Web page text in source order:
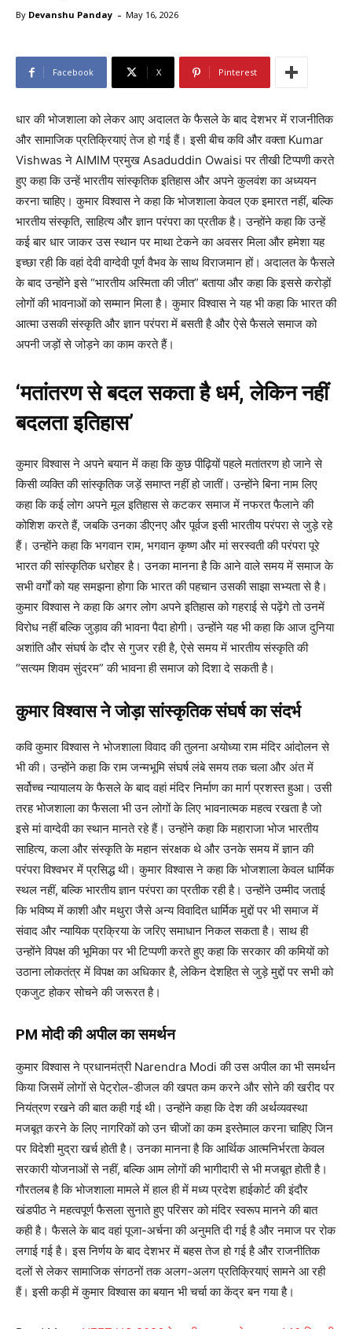
By Devanshu Panday - May 16, 2026
Facebook X Pinterest
धार की भोजशाला को लेकर आए अदालत के फैसले के बाद देशभर में राजनीतिक
और सामाजिक प्रतिक्रियाएं तेज हो गई हैं। इसी बीच कवि और वक्ता Kumar
Vishwas ने AIMIM प्रमुख Asaduddin Owaisi पर तीखी टिप्पणी करते
हुए कहा कि उन्हें भारतीय सांस्कृतिक इतिहास और अपने कुलवंश का अध्ययन
करना चाहिए। कुमार विश्वास ने कहा कि भोजशाला केवल एक इमारत नहीं, बल्कि
भारतीय संस्कृति, साहित्य और ज्ञान परंपरा का प्रतीक है। उन्होंने कहा कि उन्हें
कई बार धार जाकर उस स्थान पर माथा टेकने का अवसर मिला और हमेशा यह
इच्छा रही कि वहां देवी वाग्देवी पूर्ण वैभव के साथ विराजमान हों। अदालत के फैसले
के बाद उन्होंने इसे “भारतीय अस्मिता की जीत” बताया और कहा कि इससे करोड़ों
लोगों की भावनाओं को सम्मान मिला है। कुमार विश्वास ने यह भी कहा कि भारत की
आत्मा उसकी संस्कृति और ज्ञान परंपरा में बसती है और ऐसे फैसले समाज को
अपनी जड़ों से जोड़ने का काम करते हैं।
‘मतांतरण से बदल सकता है धर्म, लेकिन नहीं
बदलता इतिहास’
कुमार विश्वास ने अपने बयान में कहा कि कुछ पीढ़ियों पहले मतांतरण हो जाने से
किसी व्यक्ति की सांस्कृतिक जड़ें समाप्त नहीं हो जातीं। उन्होंने बिना नाम लिए
कहा कि कई लोग अपने मूल इतिहास से कटकर समाज में नफरत फैलाने की
कोशिश करते हैं, जबकि उनका डीएनए और पूर्वज इसी भारतीय परंपरा से जुड़े रहे
हैं। उन्होंने कहा कि भगवान राम, भगवान कृष्ण और मां सरस्वती की परंपरा पूरे
भारत की सांस्कृतिक धरोहर है। उनका मानना है कि आने वाले समय में समाज के
सभी वर्गों को यह समझना होगा कि भारत की पहचान उसकी साझा सभ्यता से है।
कुमार विश्वास ने कहा कि अगर लोग अपने इतिहास को गहराई से पढ़ेंगे तो उनमें
विरोध नहीं बल्कि जुड़ाव की भावना पैदा होगी। उन्होंने यह भी कहा कि आज दुनिया
अशांति और संघर्ष के दौर से गुजर रही है, ऐसे समय में भारतीय संस्कृति की
“सत्यम शिवम सुंदरम” की भावना ही समाज को दिशा दे सकती है।
कुमार विश्वास ने जोड़ा सांस्कृतिक संघर्ष का संदर्भ
कवि कुमार विश्वास ने भोजशाला विवाद की तुलना अयोध्या राम मंदिर आंदोलन से
भी की। उन्होंने कहा कि राम जन्मभूमि संघर्ष लंबे समय तक चला और अंत में
सर्वोच्च न्यायालय के फैसले के बाद वहां मंदिर निर्माण का मार्ग प्रशस्त हुआ। उसी
तरह भोजशाला का फैसला भी उन लोगों के लिए भावनात्मक महत्व रखता है जो
इसे मां वाग्देवी का स्थान मानते रहे हैं। उन्होंने कहा कि महाराजा भोज भारतीय
साहित्य, कला और संस्कृति के महान संरक्षक थे और उनके समय में ज्ञान की
परंपरा विश्वभर में प्रसिद्ध थी। कुमार विश्वास ने कहा कि भोजशाला केवल धार्मिक
स्थल नहीं, बल्कि भारतीय ज्ञान परंपरा का प्रतीक रही है। उन्होंने उम्मीद जताई
कि भविष्य में काशी और मथुरा जैसे अन्य विवादित धार्मिक मुद्दों पर भी समाज में
संवाद और न्यायिक प्रक्रिया के जरिए समाधान निकल सकता है। साथ ही
उन्होंने विपक्ष की भूमिका पर भी टिप्पणी करते हुए कहा कि सरकार की कमियों को
उठाना लोकतंत्र में विपक्ष का अधिकार है, लेकिन देशहित से जुड़े मुद्दों पर सभी को
एकजुट होकर सोचने की जरूरत है।
PM मोदी की अपील का समर्थन
कुमार विश्वास ने प्रधानमंत्री Narendra Modi की उस अपील का भी समर्थन
किया जिसमें लोगों से पेट्रोल-डीजल की खपत कम करने और सोने की खरीद पर
नियंत्रण रखने की बात कही गई थी। उन्होंने कहा कि देश की अर्थव्यवस्था
मजबूत करने के लिए नागरिकों को उन चीजों का कम इस्तेमाल करना चाहिए जिन
पर विदेशी मुद्रा खर्च होती है। उनका मानना है कि आर्थिक आत्मनिर्भरता केवल
सरकारी योजनाओं से नहीं, बल्कि आम लोगों की भागीदारी से भी मजबूत होती है।
गौरतलब है कि भोजशाला मामले में हाल ही में मध्य प्रदेश हाईकोर्ट की इंदौर
खंडपीठ ने महत्वपूर्ण फैसला सुनाते हुए परिसर को मंदिर स्वरूप मानने की बात
कही है। फैसले के बाद वहां पूजा-अर्चना की अनुमति दी गई है और नमाज पर रोक
लगाई गई है। इस निर्णय के बाद देशभर में बहस तेज हो गई है और राजनीतिक
दलों से लेकर सामाजिक संगठनों तक अलग-अलग प्रतिक्रियाएं सामने आ रही
हैं। इसी कड़ी में कुमार विश्वास का बयान भी चर्चा का केंद्र बन गया है।